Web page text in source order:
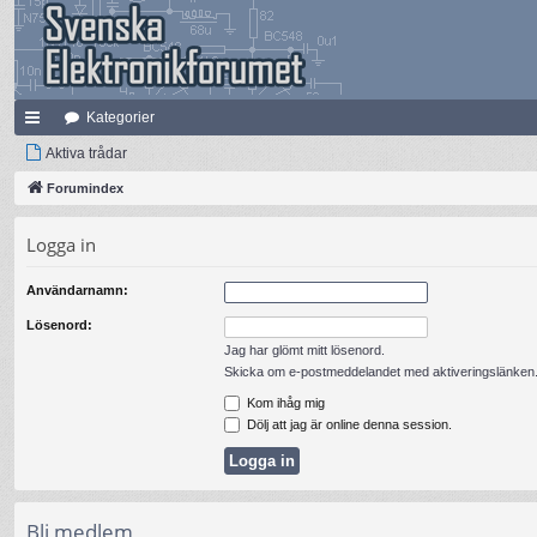
na
bb
ar
Kategorier
Aktiva trådar
Forumindex
Logga in
Användarnamn:
Lösenord:
Jag har glömt mitt lösenord.
Skicka om e-postmeddelandet med aktiveringslänken.
Kom ihåg mig
Dölj att jag är online denna session.